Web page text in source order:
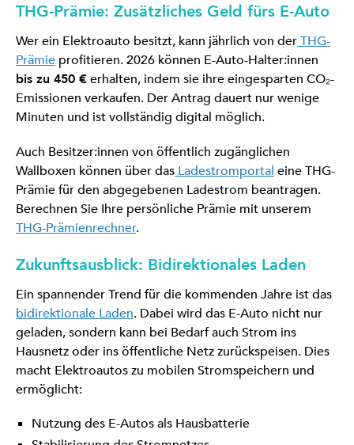
THG-Prämie: Zusätzliches Geld fürs E-Auto
Wer ein Elektroauto besitzt, kann jährlich von derTHG-
Prämie profitieren. 2026 können E-Auto-Halter:innen
bis zu 450 €erhalten, indem sie ihre eingesparten CO₂-
Emissionen verkaufen. Der Antrag dauert nur wenige
Minuten und ist vollständig digital möglich.
Auch Besitzer:innen von öffentlich zugänglichen
Wallboxen können über das Ladestromportal eine THG-
Prämie für den abgegebenen Ladestrom beantragen.
Berechnen Sie Ihre persönliche Prämie mit unserem
THG-Prämienrechner.
Zukunftsausblick: Bidirektionales Laden
Ein spannender Trend für die kommenden Jahre ist das
bidirektionale Laden. Dabei wird das E-Auto nicht nur
geladen, sondern kann bei Bedarf auch Strom ins
Hausnetz oder ins öffentliche Netz zurückspeisen. Dies
macht Elektroautos zu mobilen Stromspeichern und
ermöglicht:
Nutzung des E-Autos als Hausbatterie